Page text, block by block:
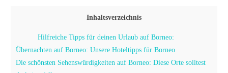
Inhaltsverzeichnis
Hilfreiche Tipps für deinen Urlaub auf Borneo:
Übernachten auf Borneo: Unsere Hoteltipps für Borneo
Die schönsten Sehenswürdigkeiten auf Borneo: Diese Orte solltest